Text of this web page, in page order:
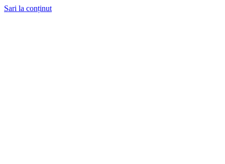
Sari la conținut